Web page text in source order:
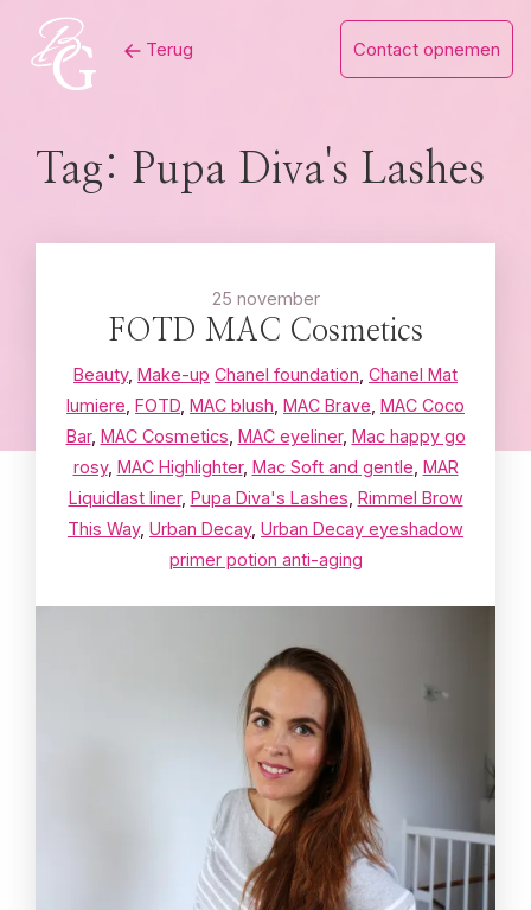
content
Terug Contact opnemen
Tag: Pupa Diva's Lashes
25 november
FOTD MAC Cosmetics
Beauty, Make-up Chanel foundation Chanel Mat
lumiere FOTD MAC blush MAC Brave MAC Coco
Bar, MAC Cosmetics MAC eyeliner, Mac happy go
rosy, MAC Highlighter, Mac Soft and gentle MAR
Liquidlast liner, Pupa Diva's Lashes Rimmel Brow
This Way, Urban Decay, Urban Decay eyeshadow
primer potion anti-aging